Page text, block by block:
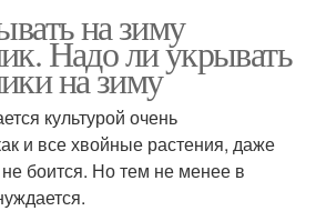
на зиму
Надо ли укрывать
на зиму
культурой очень
и все хвойные растения, даже
боится. Но тем не менее в